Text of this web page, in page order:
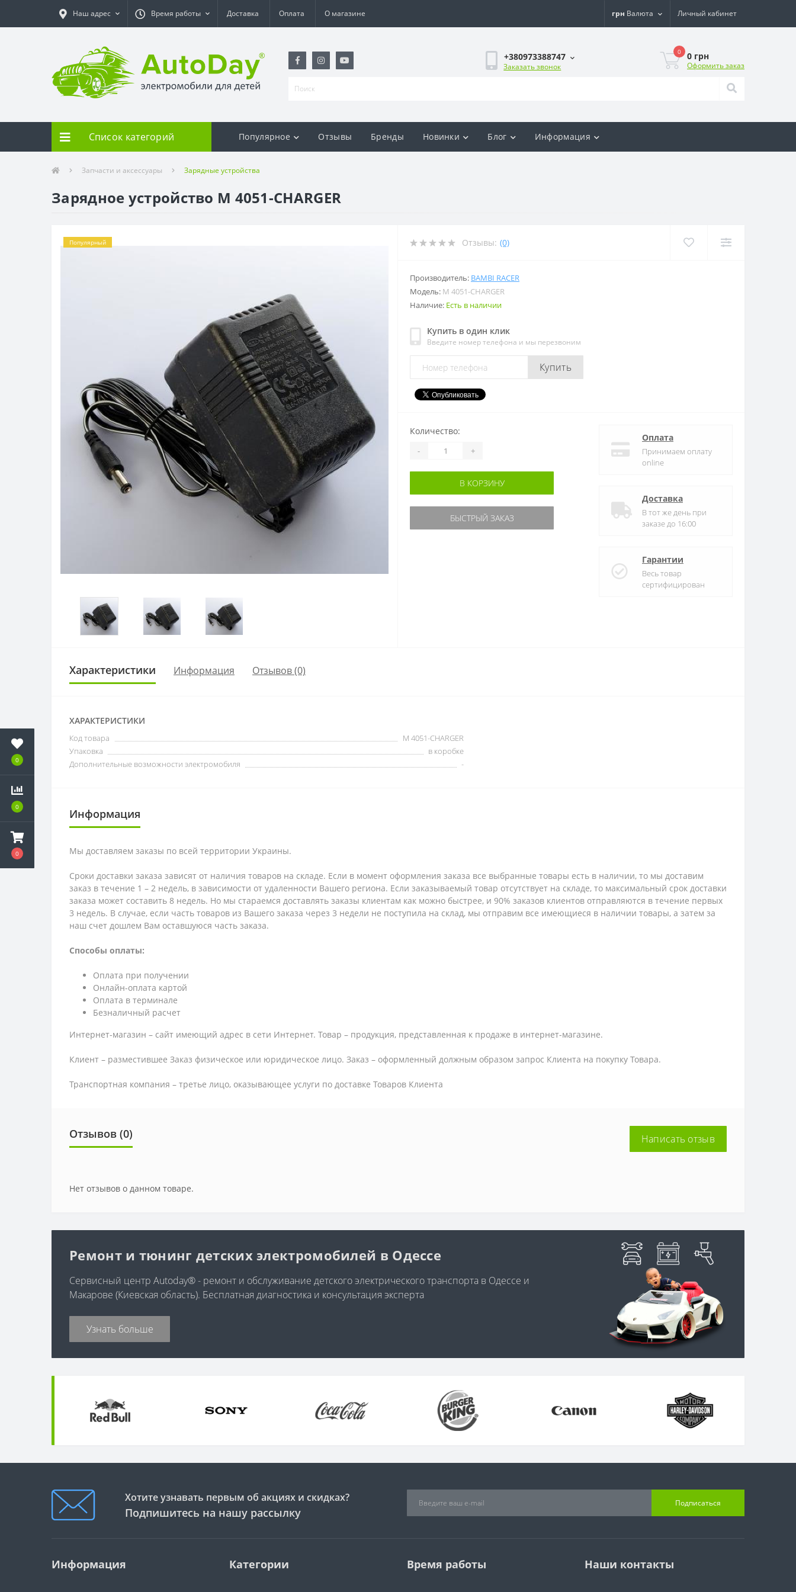
0
0
0
Наш адрес Время работы Доставка Оплата О магазине грн Валюта Личный кабинет
+380973388747
Заказать звонок
0 0 грн
Оформить заказ
Список категорий Популярное Отзывы Бренды Новинки Блог Информация
Запчасти и аксессуары Зарядные устройства
Зарядное устройство M 4051-CHARGER
Популярный Отзывы: (0)
Производитель: BAMBI RACER
Модель: M 4051-CHARGER
Наличие: Есть в наличии
Купить в один клик
Введите номер телефона и мы перезвоним
Купить
Количество:
- +
В КОРЗИНУ
БЫСТРЫЙ ЗАКАЗ
Оплата
Принимаем оплату
online
Доставка
В тот же день при
заказе до 16:00
Гарантии
Весь товар
сертифицирован
Характеристики Информация Отзывов (0)
ХАРАКТЕРИСТИКИ
Код товара
M 4051-CHARGER
Упаковка
в коробке
Дополнительные возможности электромобиля
-
Информация
Мы доставляем заказы по всей территории Украины.
Сроки доставки заказа зависят от наличия товаров на складе. Если в момент оформления заказа все выбранные товары есть в наличии, то мы доставим
заказ в течение 1 – 2 недель, в зависимости от удаленности Вашего региона. Если заказываемый товар отсутствует на складе, то максимальный срок доставки
заказа может составить 8 недель. Но мы стараемся доставлять заказы клиентам как можно быстрее, и 90% заказов клиентов отправляются в течение первых
3 недель. В случае, если часть товаров из Вашего заказа через 3 недели не поступила на склад, мы отправим все имеющиеся в наличии товары, а затем за
наш счет дошлем Вам оставшуюся часть заказа.
Способы оплаты:
Оплата при получении
Онлайн-оплата картой
Оплата в терминале
Безналичный расчет
Интернет-магазин – сайт имеющий адрес в сети Интернет. Товар – продукция, представленная к продаже в интернет-магазине.
Клиент – разместившее Заказ физическое или юридическое лицо. Заказ – оформленный должным образом запрос Клиента на покупку Товара.
Транспортная компания – третье лицо, оказывающее услуги по доставке Товаров Клиента
Отзывов (0) Написать отзыв
Нет отзывов о данном товаре.
Ремонт и тюнинг детских электромобилей в Одессе
Сервисный центр Autoday® - ремонт и обслуживание детского электрического транспорта в Одессе и
Макарове (Киевская область). Бесплатная диагностика и консультация эксперта
Узнать больше
Хотите узнавать первым об акциях и скидках?
Подпишитесь на нашу рассылку
Подписаться
Информация Категории Время работы Наши контакты